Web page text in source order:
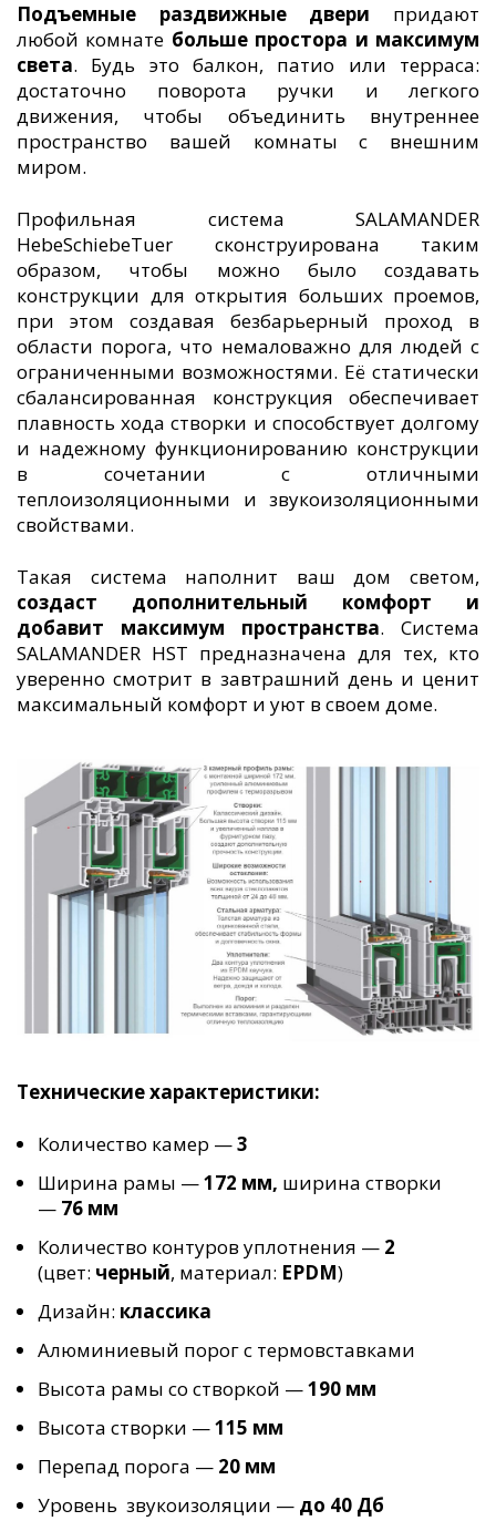
Подъемные раздвижные двери придают
любой комнате больше простора и максимум
света. Будь это балкон, патио или терраса:
достаточно поворота ручки и легкого
движения, чтобы объединить внутреннее
пространство вашей комнаты с внешним
миром.
Профильная система SALAMANDER
HebeSchiebeTuer сконструирована таким
образом, чтобы можно было создавать
конструкции для открытия больших проемов,
при этом создавая безбарьерный проход в
области порога, что немаловажно для людей с
ограниченными возможностями. Её статически
сбалансированная конструкция обеспечивает
плавность хода створки и способствует долгому
и надежному функционированию конструкции
в сочетании с отличными
теплоизоляционными и звукоизоляционными
свойствами.
Такая система наполнит ваш дом светом,
создаст дополнительный комфорт и
добавит максимум пространства. Система
SALAMANDER HST предназначена для тех, кто
уверенно смотрит в завтрашний день и ценит
максимальный комфорт и уют в своем доме.
Технические характеристики:
Количество камер —3
Ширина рамы —172 мм, ширина створки
— 76 мм
Количество контуров уплотнения — 2
(цвет: черный, материал: EPDM)
Дизайн: классика
Алюминиевый порог с термовставками
Высота рамы со створкой —190 мм
Высота створки —115 мм
Перепад порога — 20 мм
Уровень звукоизоляции — до 40 Дб